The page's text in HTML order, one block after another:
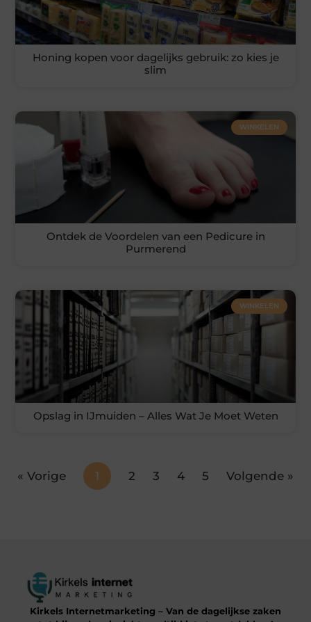
Honing kopen voor dagelijks gebruik: zo kies je
slim
WINKELEN
Ontdek de Voordelen van een Pedicure in
Purmerend
WINKELEN
Opslag in IJmuiden – Alles Wat Je Moet Weten
« Vorige 1 2 3 4 5 Volgende »
Kirkels Internetmarketing – Van de dagelijkse zaken